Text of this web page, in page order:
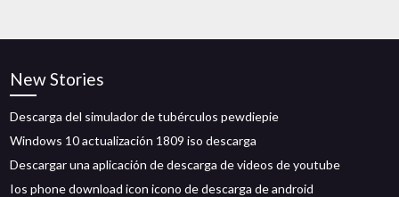
New Stories
Descarga del simulador de tubérculos pewdiepie
Windows 10 actualización 1809 iso descarga
Descargar una aplicación de descarga de videos de youtube
Ios phone download icon icono de descarga de android